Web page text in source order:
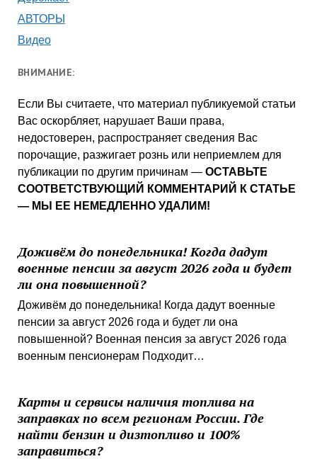
АВТОРЫ
Видео
ВНИМАНИЕ:
Если Вы считаете, что материал публикуемой статьи
Вас оскорбляет, нарушает Ваши права,
недостоверен, распространяет сведения Вас
порочащие, разжигает рознь или неприемлем для
публикации по другим причинам — ОСТАВЬТЕ
СООТВЕТСТВУЮЩИЙ КОММЕНТАРИЙ К СТАТЬЕ
— МЫ ЕЕ НЕМЕДЛЕННО УДАЛИМ!
Доживём до понедельника! Когда дадут
военные пенсии за август 2026 года и будет
ли она повышенной?
Доживём до понедельника! Когда дадут военные
пенсии за август 2026 года и будет ли она
повышенной? Военная пенсия за август 2026 года
военным пенсионерам Подходит…
Карты и сервисы наличия топлива на
заправках по всем регионам России. Где
найти бензин и дизтопливо и 100%
заправиться?